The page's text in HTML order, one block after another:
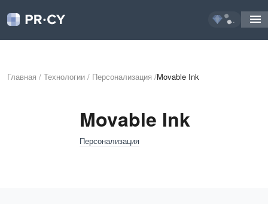
...
Главная / Технологии / Персонализация /Movable Ink
Movable Ink
Персонализация